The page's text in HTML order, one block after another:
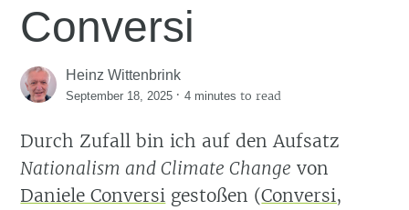
Conversi
Heinz Wittenbrink
September 18, 2025 ·4 minutes to read
Durch Zufall bin ich auf den Aufsatz
Nationalism and Climate Change von
Daniele Conversi gestoßen (Conversi,